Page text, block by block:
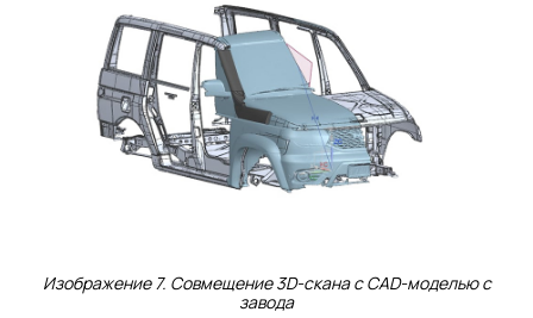
Изображение 7. Совмещение 3D-скана с CAD-моделью с
завода